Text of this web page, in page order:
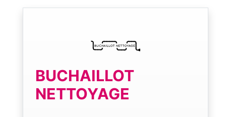
BUCHAILLOT
NETTOYAGE